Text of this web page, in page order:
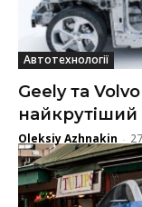
Автотехнології
Geely та
найкрутіший
Oleksiy Azhnakin -